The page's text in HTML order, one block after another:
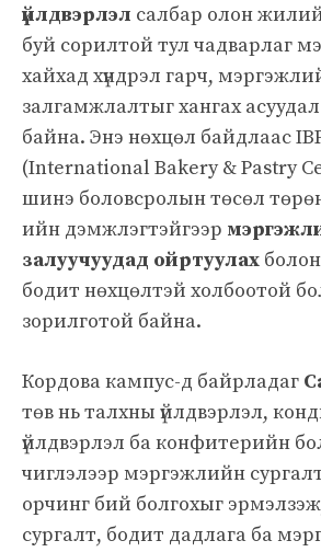
үйлдвэрлэл салбар олон
буй сорилтой тул чадварлаг
хайхад хүндрэл гарч,
залгамжлалтыг хангах
байна. Энэ нөхцөл байдлаас
(International Bakery & Pastry
шинэ боловсролын төсөл
ийн дэмжлэгтэйгээр
залуучуудад ойртуулах
бодит нөхцөлтэй холбоотой
зорилготой байна.
Кордова кампус-д байрладаг
төв нь талхны үйлдвэрлэл,
үйлдвэрлэл ба конфитерийн
чиглэлээр мэргэжлийн
орчинг бий болгохыг
сургалт, бодит дадлага ба